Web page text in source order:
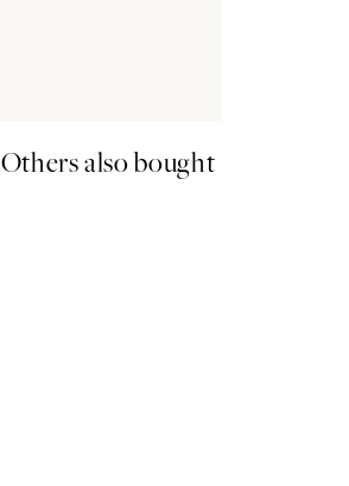
Others also bought